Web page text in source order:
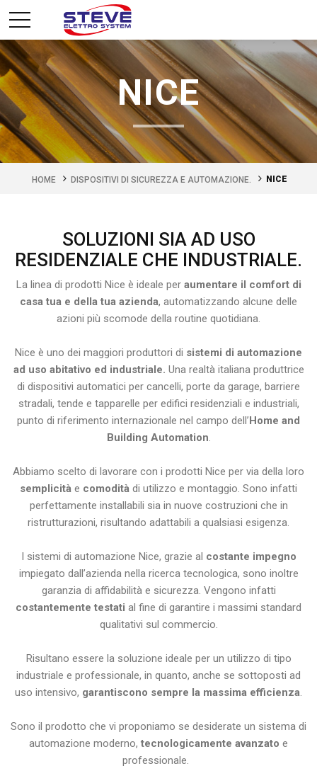
NICE
HOME DISPOSITIVI DI SICUREZZA E AUTOMAZIONE. NICE
SOLUZIONI SIA AD USO
RESIDENZIALE CHE INDUSTRIALE.
La linea di prodotti Nice è ideale per aumentare il comfort di
casa tua e della tua azienda, automatizzando alcune delle
azioni più scomode della routine quotidiana.
Nice è uno dei maggiori produttori di sistemi di automazione
ad uso abitativo ed industriale. Una realtà italiana produttrice
di dispositivi automatici per cancelli, porte da garage, barriere
stradali, tende e tapparelle per edifici residenziali e industriali,
punto di riferimento internazionale nel campo dell’Home and
Building Automation.
Abbiamo scelto di lavorare con i prodotti Nice per via della loro
semplicità e comodità di utilizzo e montaggio. Sono infatti
perfettamente installabili sia in nuove costruzioni che in
ristrutturazioni, risultando adattabili a qualsiasi esigenza.
I sistemi di automazione Nice, grazie al costante impegno
impiegato dall’azienda nella ricerca tecnologica, sono inoltre
garanzia di affidabilità e sicurezza. Vengono infatti
costantemente testati al fine di garantire i massimi standard
qualitativi sul commercio.
Risultano essere la soluzione ideale per un utilizzo di tipo
industriale e professionale, in quanto, anche se sottoposti ad
uso intensivo, garantiscono sempre la massima efficienza.
Sono il prodotto che vi proponiamo se desiderate un sistema di
automazione moderno, tecnologicamente avanzato e
professionale.